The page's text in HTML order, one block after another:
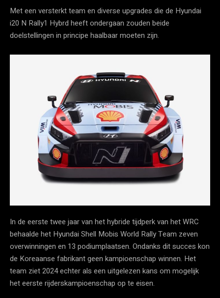
Met een versterkt team en diverse upgrades die de Hyundai
i20 N Rally1 Hybrd heeft ondergaan zouden beide
doelstellingen in principe haalbaar moeten zijn.
In de eerste twee jaar van het hybride tijdperk van het WRC
behaalde het Hyundai Shell Mobis World Rally Team zeven
overwinningen en 13 podiumplaatsen. Ondanks dit succes kon
de Koreaanse fabrikant geen kampioenschap winnen. Het
team ziet 2024 echter als een uitgelezen kans om mogelijk
het eerste rijderskampioenschap op te eisen.